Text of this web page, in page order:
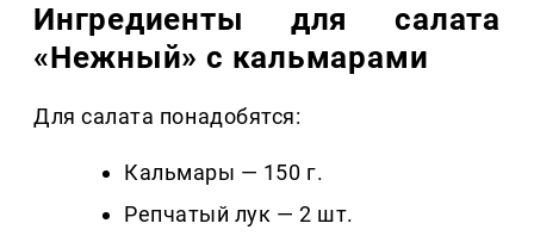
Ингредиенты для салата
«Нежный» с кальмарами
Для салата понадобятся:
Кальмары — 150 г.
Репчатый лук — 2 шт.